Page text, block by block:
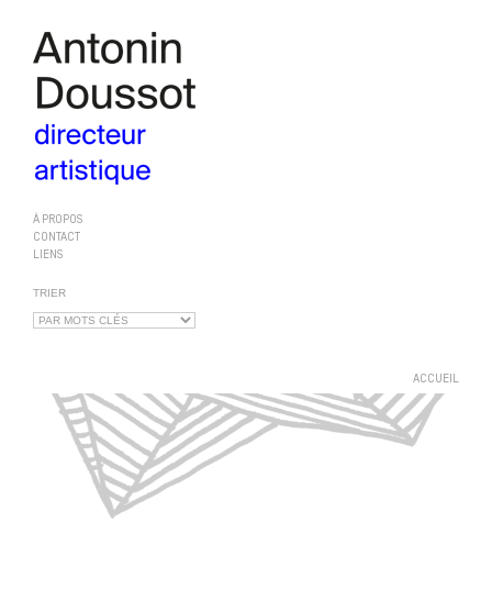
À PROPOS
CONTACT
LIENS
TRIER
ACCUEIL